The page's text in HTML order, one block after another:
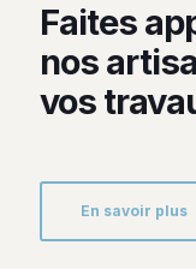
Faites
nos
vos
En savoir plus